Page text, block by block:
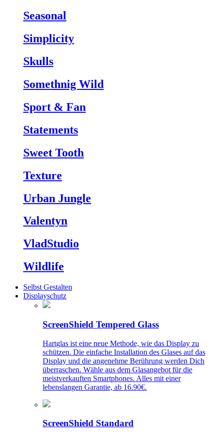
Seasonal
Simplicity
Skulls
Somethnig Wild
Sport & Fan
Statements
Sweet Tooth
Texture
Urban Jungle
Valentyn
VladStudio
Wildlife
Selbst Gestalten
Displayschutz
ScreenShield Tempered Glass
Hartglas ist eine neue Methode, wie das Display zu
schützen. Die einfache Installation des Glases auf das
Display und die angenehme Berührung werden Dich
überraschen. Wähle aus dem Glasangebot für die
meistverkauften Smartphones. Alles mit einer
lebenslangen Garantie, ab 16.90€.
ScreenShield Standard